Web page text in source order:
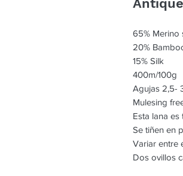
Antique
65% Merino
20%
15% Silk
400m/100g
Agujas 2,5-
Mulesing
Esta lana
Se tiñen en
Variar entre
Dos ovillos